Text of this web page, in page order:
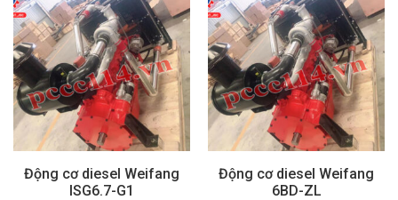
Động cơ diesel Weifang
ISG6.7-G1
Động cơ diesel Weifang
6BD-ZL